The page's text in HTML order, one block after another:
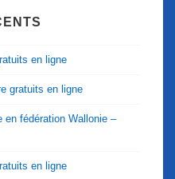
en ligne
gratuits en ligne
en fédération Wallonie –
en ligne